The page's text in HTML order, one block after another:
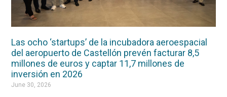
Las ocho ‘startups’ de la incubadora aeroespacial
del aeropuerto de Castellón prevén facturar 8,5
millones de euros y captar 11,7 millones de
inversión en 2026
June 30, 2026